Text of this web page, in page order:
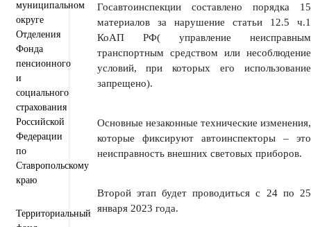
муниципальном
округе
Отделения
Фонда
пенсионного
и
социального
страхования
Российской
Федерации
по
Ставропольскому
краю
Территориальный
Госавтоинспекции составлено порядка 15
материалов за нарушение статьи 12.5 ч.1
КоАП РФ( управление неисправным
транспортным средством или несоблюдение
условий, при которых его использование
запрещено).
Основные незаконные технические изменения,
которые фиксируют автоинспекторы – это
неисправность внешних световых приборов.
Второй этап будет проводиться с 24 по 25
января 2023 года.